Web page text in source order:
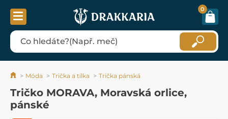
0
Móda Trička a tílka Trička pánská
Tričko MORAVA, Moravská orlice,
pánské